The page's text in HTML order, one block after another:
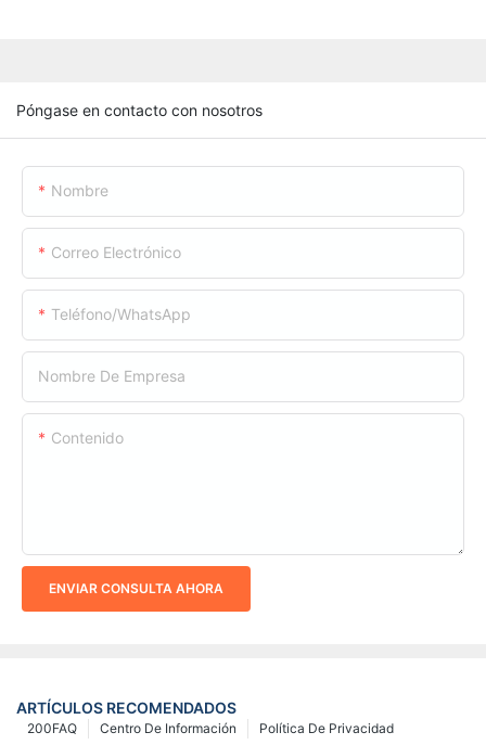
Póngase en contacto con nosotros
Nombre
Correo Electrónico
Teléfono/WhatsApp
Nombre De Empresa
Contenido
ENVIAR CONSULTA AHORA
ARTÍCULOS RECOMENDADOS
Política De Privacidad
Centro De Información
200FAQ